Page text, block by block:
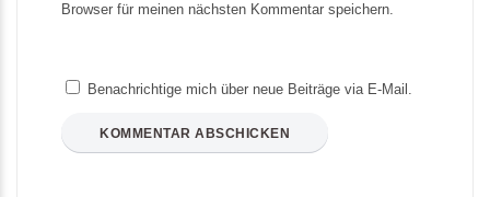
Browser für meinen nächsten Kommentar speichern.
Benachrichtige mich über neue Beiträge via E-Mail.